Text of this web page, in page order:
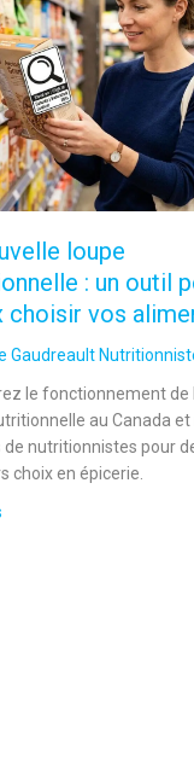
loupe
: un outil
choisir vos
Gaudreault
le fonctionnement de
au Canada et
de nutritionnistes pour
choix en épicerie.
about La nouvelle loupe